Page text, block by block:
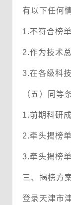
有以下任何
1.不符合榜
2.作为技术
3.在各级科
（五）同等
1.前期科研
2.牵头揭榜
3.牵头揭榜
三、揭榜方
登录天津市